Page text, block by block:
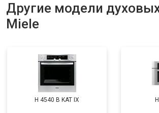
Другие модели
Miele
H 4540 B KAT IX